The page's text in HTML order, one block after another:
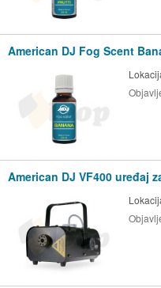
American DJ Fog Scent
American DJ VF400 uređaj